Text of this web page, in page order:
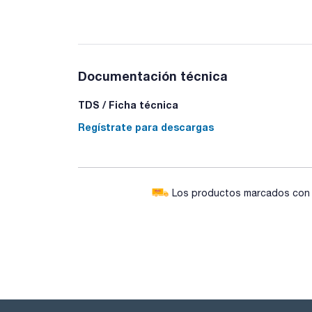
Documentación técnica
TDS / Ficha técnica
Regístrate para descargas
Los productos marcados con